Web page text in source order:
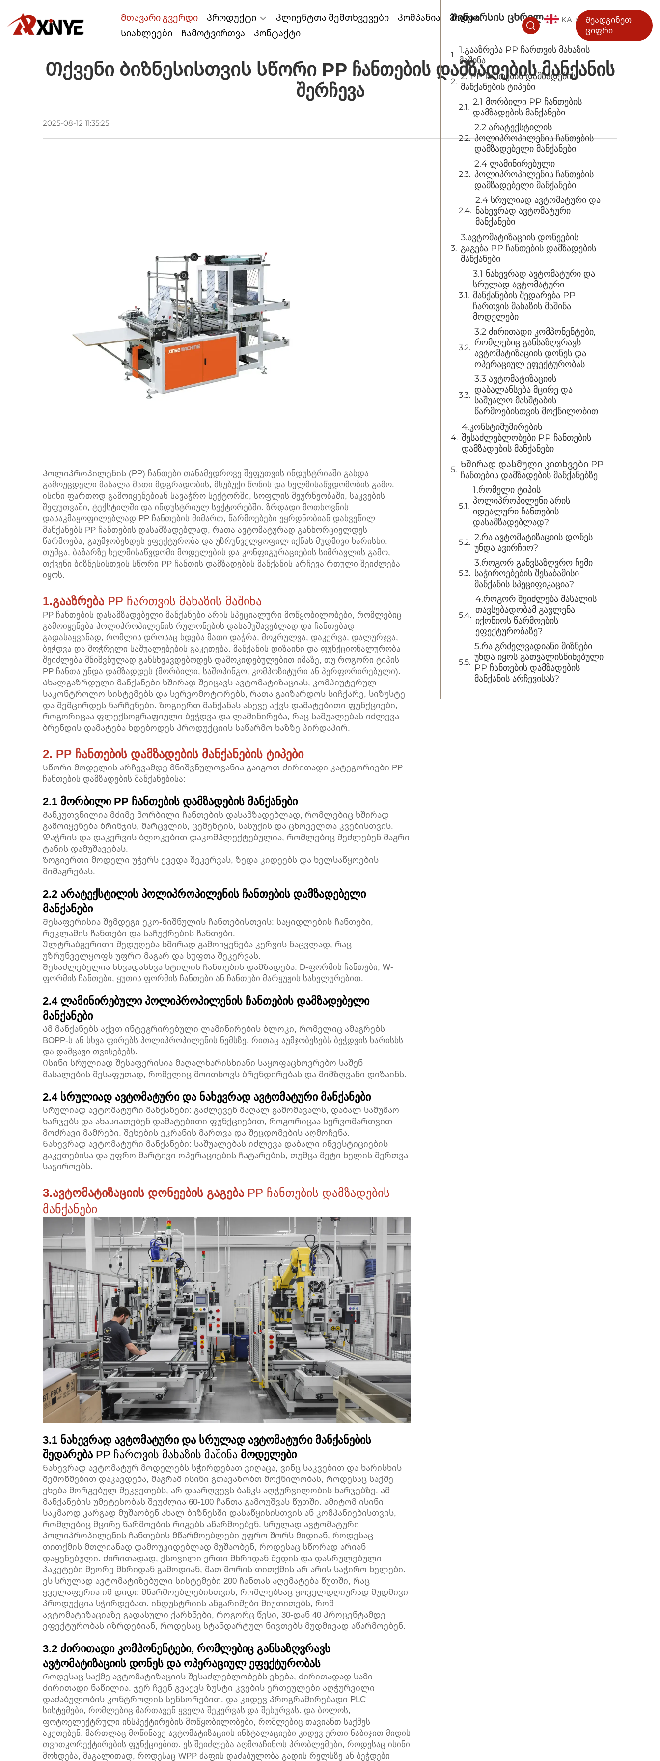
Მთავარი გვერდი Პროდუქტი Კლიენტთა შემთხვევები Კომპანია
Ვიდეო
Სიახლეები
Ჩამოტვირთვა Კონტაქტი
KA
Შეადგინეთ
ციფრი
Თქვენი Ბიზნესისთვის Სწორი PP Ჩანთების Დამზადების Მანქანის
Შერჩევა
2025-08-12 11:35:25
Პოლიპროპილენის (PP) ჩანთები თანამედროვე შეფუთვის ინდუსტრიაში გახდა
გამოუცდელი მასალა მათი მდგრადობის, მსუბუქი წონის და ხელმისაწვდომობის გამო.
ისინი ფართოდ გამოიყენებიან სავაჭრო სექტორში, სოფლის მეურნეობაში, საკვების
შეფუთვაში, ტექსტილში და ინდუსტრიულ სექტორებში. ზრდადი მოთხოვნის
დასაკმაყოფილებლად PP ჩანთების მიმართ, წარმოებები ეყრდნობიან დახვეწილ
მანქანებს PP ჩანთების დასამზადებლად, რათა ავტომატურად განხორციელდეს
წარმოება, გაუმჯობესდეს ეფექტურობა და უზრუნველყოფილ იქნას მუდმივი ხარისხი.
თუმცა, ბაზარზე ხელმისაწვდომი მოდელების და კონფიგურაციების სიმრავლის გამო,
თქვენი ბიზნესისთვის სწორი PP ჩანთის დამზადების მანქანის არჩევა რთული შეიძლება
იყოს.
1.გააზრება PP ჩართვის მახაზის მაშინა
PP ჩანთების დასამზადებელი მანქანები არის სპეციალური მოწყობილობები, რომლებიც
გამოიყენება პოლიპროპილენის რულონების დასამუშავებლად და ჩანთებად
გადასაყვანად, რომლის დროსაც ხდება მათი დაჭრა, მოკრულვა, დაკერვა, დალურჯვა,
ბეჭდვა და მოჭრელი საშუალებების გაკეთება. მანქანის დიზაინი და ფუნქციონალურობა
შეიძლება მნიშვნულად განსხვავდებოდეს დამოკიდებულებით იმაზე, თუ როგორი ტიპის
PP ჩანთა უნდა დამზადდეს (მორბილი, საშოპინგო, კომპოზიტური ან პერფორირებული).
Ახალგაზრდული მანქანები ხშირად შეიცავს ავტომატიზაციას, კომპიუტერულ
საკონტროლო სისტემებს და სერვომოტორებს, რათა გაიზარდოს სიჩქარე, სიზუსტე
და შემცირდეს ნარჩენები. ზოგიერთ მანქანას ასევე აქვს დამატებითი ფუნქციები,
როგორიცაა ფლექსოგრაფიული ბეჭდვა და ლამინირება, რაც საშუალებას იძლევა
ბრენდის დამატება ხდებოდეს პროდუქციის საწარმო ხაზზე პირდაპირ.
2. PP ჩანთების დამზადების მანქანების ტიპები
Სწორი მოდელის არჩევამდე მნიშვნულოვანია გაიგოთ ძირითადი კატეგორიები PP
ჩანთების დამზადების მანქანებისა:
2.1 მორბილი PP ჩანთების დამზადების მანქანები
Განკუთვნილია მძიმე მორბილი ჩანთების დასამზადებლად, რომლებიც ხშირად
გამოიყენება ბრინჯის, მარცვლის, ცემენტის, სასუქის და ცხოველთა კვებისთვის.
Დაჭრის და დაკერვის ბლოკებით დაკომპლექტებულია, რომლებიც შეძლებენ მაგრი
ტანის დამუშავებას.
Ზოგიერთი მოდელი უჭერს ქვედა შეკერვას, ზედა კიდეებს და ხელსაწყოების
მიმაგრებას.
2.2 არატექსტილის პოლიპროპილენის ჩანთების დამზადებელი
მანქანები
Შესაფერისია შემდეგი ეკო-ნიშნულის ჩანთებისთვის: საყიდლების ჩანთები,
რეკლამის ჩანთები და საჩუქრების ჩანთები.
Ულტრაბგერითი შედუღება ხშირად გამოიყენება კერვის ნაცვლად, რაც
უზრუნველყოფს უფრო მაგარ და სუფთა შეკერვას.
Შესაძლებელია სხვადასხვა სტილის ჩანთების დამზადება: D-ფორმის ჩანთები, W-
ფორმის ჩანთები, ყუთის ფორმის ჩანთები ან ჩანთები მარყუჟის სახელურებით.
2.4 ლამინირებული პოლიპროპილენის ჩანთების დამზადებელი
მანქანები
Ამ მანქანებს აქვთ ინტეგრირებული ლამინირების ბლოკი, რომელიც ამაგრებს
BOPP-ს ან სხვა ფირებს პოლიპროპილენის ნემსზე, რითაც აუმჯობესებს ბეჭდვის ხარისხს
და დამცავი თვისებებს.
Ისინი სრულიად შესაფერისია მაღალხარისხიანი საყოფაცხოვრებო საშენ
მასალების შესაფუთად, რომელიც მოითხოვს ბრენდირებას და მიმზღვანი დიზაინს.
2.4 სრულიად ავტომატური და ნახევრად ავტომატური მანქანები
Სრულიად ავტომატური მანქანები: გაძლევენ მაღალ გამომავალს, დაბალ სამუშაო
ხარჯებს და ახასიათებენ დამატებითი ფუნქციებით, როგორიცაა სერვომართვით
მოძრავი მამრები, შეხების ეკრანის მართვა და შეცდომების აღმოჩენა.
Ნახევრად ავტომატური მანქანები: საშუალებას იძლევა დაბალი ინვესტიციების
გაკეთებისა და უფრო მარტივი ოპერაციების ჩატარების, თუმცა მეტი ხელის შერთვა
საჭიროებს.
3.ავტომატიზაციის დონეების გაგება PP ჩანთების დამზადების
მანქანები
3.1 ნახევრად ავტომატური და სრულად ავტომატური მანქანების
შედარება PP ჩართვის მახაზის მაშინა მოდელები
Ნახევრად ავტომატურ მოდელებს სჭირდებათ ვიღაცა, ვინც საკვებით და ხარისხის
შემოწმებით დაკავდება, მაგრამ ისინი გთავაზობთ მოქნილობას, როდესაც საქმე
ეხება მორგებულ შეკვეთებს, არ დაარღვევს ბანკს აღჭურვილობის ხარჯებზე. ამ
მანქანების უმეტესობას შეუძლია 60-100 ჩანთა გამოუშვას წუთში, ამიტომ ისინი
საკმაოდ კარგად მუშაობენ ახალ ბიზნესში დასაწყისისთვის ან კომპანიებისთვის,
რომლებიც მცირე წარმოების რიგებს აწარმოებენ. სრულად ავტომატური
პოლიპროპილენის ჩანთების მწარმოებლები უფრო შორს მიდიან, როდესაც
თითქმის მთლიანად დამოუკიდებლად მუშაობენ, როდესაც სწორად არიან
დაყენებული. ძირითადად, ქსოვილი ერთი მხრიდან შედის და დასრულებული
პაკეტები მეორე მხრიდან გამოდიან, მათ შორის თითქმის არ არის საჭირო ხელები.
ეს სრულად ავტომატიზებული სისტემები 200 ჩანთას აღემატება წუთში, რაც
ყველაფერია იმ დიდი მწარმოებლებისთვის, რომლებსაც ყოველდღიურად მუდმივი
პროდუქცია სჭირდებათ. ინდუსტრიის ანგარიშები მიუთითებს, რომ
ავტომატიზაციაზე გადასული ქარხნები, როგორც წესი, 30-დან 40 პროცენტამდე
ეფექტურობას იზრდებიან, როდესაც სტანდარტულ ნივთებს მუდმივად აწარმოებენ.
3.2 ძირითადი კომპონენტები, რომლებიც განსაზღვრავს
ავტომატიზაციის დონეს და ოპერაციულ ეფექტურობას
Როდესაც საქმე ავტომატიზაციის შესაძლებლობებს ეხება, ძირითადად სამი
ძირითადი ნაწილია. ჯერ ჩვენ გვაქვს ზუსტი კვების ერთეულები აღჭურვილი
დაძაბულობის კონტროლის სენსორებით. და კიდევ პროგრამირებადი PLC
სისტემები, რომლებიც მართავენ ყველა შეკერვას და შეხურვას. და ბოლოს,
ფოტოელექტრული ინსპექტირების მოწყობილობები, რომლებიც თავიანთ საქმეს
აკეთებენ. მართლაც მოწინავე ავტომატიზაციის ინსტალაციები კიდევ ერთი ნაბიჯით მიდის
თვითკორექტირების ფუნქციებით. ეს შეიძლება აღმოაჩინოს პრობლემები, როდესაც ისინი
მოხდება, მაგალითად, როდესაც WPP ძაფის დაძაბულობა გადის რელსზე ან ბეჭდები
Შინაარსის ცხრილი
1.გააზრება PP ჩართვის მახაზის
მაშინა
2. PP ჩანთების დამზადების
მანქანების ტიპები
2.1 მორბილი PP ჩანთების
დამზადების მანქანები
2.2 არატექსტილის
პოლიპროპილენის ჩანთების
დამზადებელი მანქანები
2.4 ლამინირებული
პოლიპროპილენის ჩანთების
დამზადებელი მანქანები
2.4 სრულიად ავტომატური და
ნახევრად ავტომატური
მანქანები
3.ავტომატიზაციის დონეების
გაგება PP ჩანთების დამზადების
მანქანები
3.1 ნახევრად ავტომატური და
სრულად ავტომატური
მანქანების შედარება PP
ჩართვის მახაზის მაშინა
მოდელები
3.2 ძირითადი კომპონენტები,
რომლებიც განსაზღვრავს
ავტომატიზაციის დონეს და
ოპერაციულ ეფექტურობას
3.3 ავტომატიზაციის
დაბალანსება მცირე და
საშუალო მასშტაბის
წარმოებისთვის მოქნილობით
4.კონსტიმუმირების
შესაძლებლობები PP ჩანთების
დამზადების მანქანები
Ხშირად დასმული კითხვები PP
ჩანთების დამზადების მანქანებზე
1.რომელი ტიპის
პოლიპროპილენი არის
იდეალური ჩანთების
დასამზადებლად?
2.რა ავტომატიზაციის დონეს
უნდა ავირჩიო?
3.როგორ განვსაზღვრო ჩემი
საჭიროებების შესაბამისი
მანქანის სპეციფიკაცია?
4.როგორ შეიძლება მასალის
თავსებადობამ გავლენა
იქონიოს წარმოების
ეფექტურობაზე?
5.რა გრძელვადიანი მიზნები
უნდა იყოს გათვალისწინებული
PP ჩანთების დამზადების
მანქანის არჩევისას?